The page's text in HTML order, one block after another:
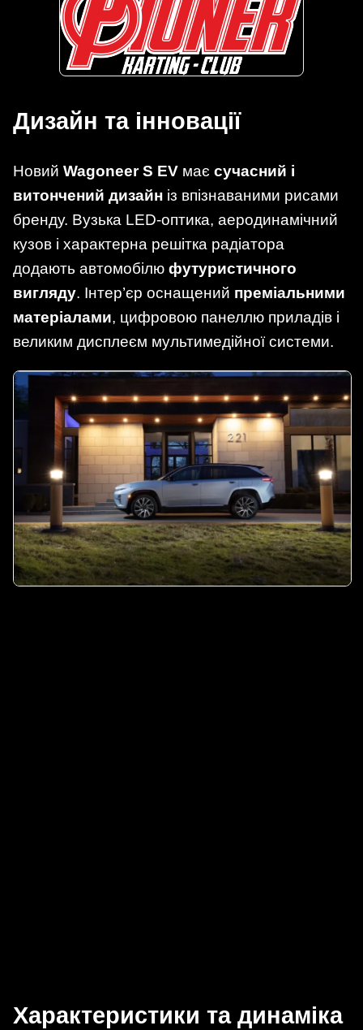
Дизайн та інновації
Новий Wagoneer S EV має сучасний і
витончений дизайн із впізнаваними рисами
бренду. Вузька LED-оптика, аеродинамічний
кузов і характерна решітка радіатора
додають автомобілю футуристичного
вигляду. Інтер’єр оснащений преміальними
матеріалами, цифровою панеллю приладів і
великим дисплеєм мультимедійної системи.
Характеристики та динаміка